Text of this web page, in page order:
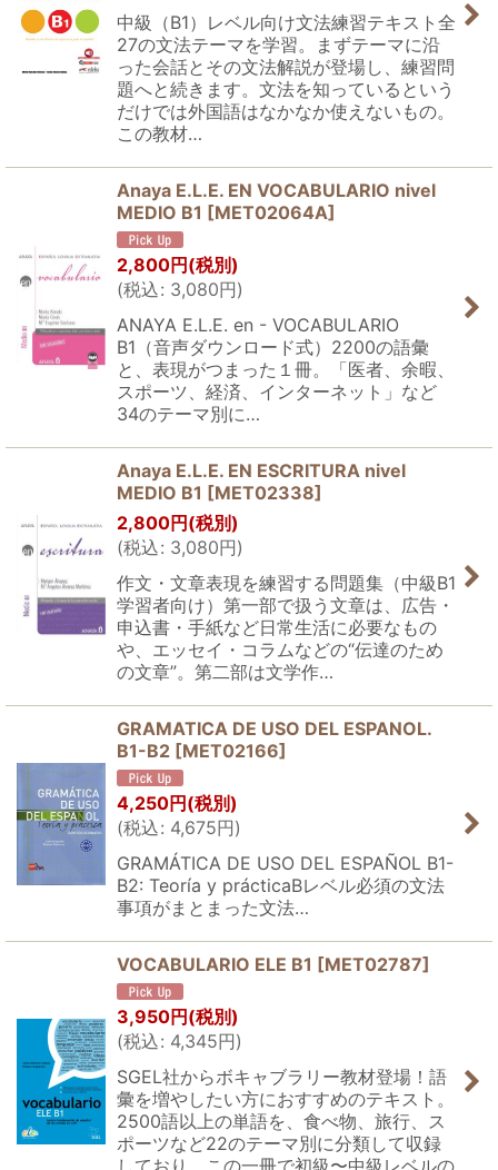
中級（B1）レベル向け文法練習テキスト全
27の文法テーマを学習。まずテーマに沿
った会話とその文法解説が登場し、練習問
題へと続きます。文法を知っているという
だけでは外国語はなかなか使えないもの。
この教材…
Anaya E.L.E. EN VOCABULARIO nivel
MEDIO B1 [MET02064A]
2,800円 (税別)
(税込: 3,080円)
ANAYA E.L.E. en - VOCABULARIO
B1（音声ダウンロード式）2200の語彙
と、表現がつまった１冊。「医者、余暇、
スポーツ、経済、インターネット」など
34のテーマ別に…
Anaya E.L.E. EN ESCRITURA nivel
MEDIO B1 [MET02338]
2,800円 (税別)
(税込: 3,080円)
作文・文章表現を練習する問題集（中級B1
学習者向け）第一部で扱う文章は、広告・
申込書・手紙など日常生活に必要なもの
や、エッセイ・コラムなどの“伝達のため
の文章”。第二部は文学作…
GRAMATICA DE USO DEL ESPANOL.
B1-B2 [MET02166]
4,250円 (税別)
(税込: 4,675円)
GRAMÁTICA DE USO DEL ESPAÑOL B1-
B2: Teoría y prácticaBレベル必須の文法
事項がまとまった文法…
VOCABULARIO ELE B1 [MET02787]
3,950円 (税別)
(税込: 4,345円)
SGEL社からボキャブラリー教材登場！語
彙を増やしたい方におすすめのテキスト。
2500語以上の単語を、食べ物、旅行、ス
ポーツなど22のテーマ別に分類して収録